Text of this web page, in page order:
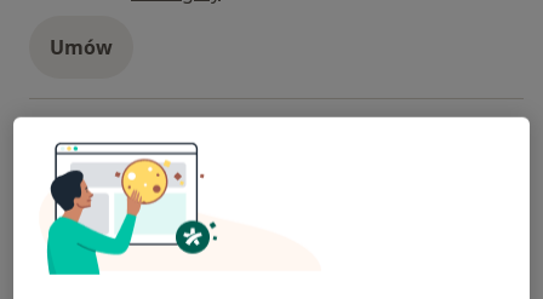
Umów
180 zł
Szczegóły
Umów